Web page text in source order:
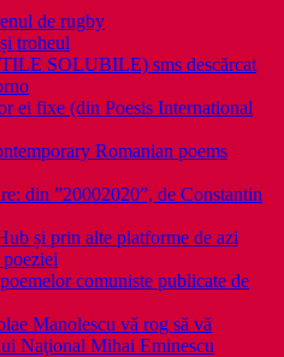
de rugby
troheul
SOLUBILE) sms descărcat
ei fixe (din Poesis International
Romanian poems
din ”20002020”, de Constantin
și prin alte platforme de azi
comuniste publicate de
Manolescu vă rog să vă
Naţional Mihai Eminescu